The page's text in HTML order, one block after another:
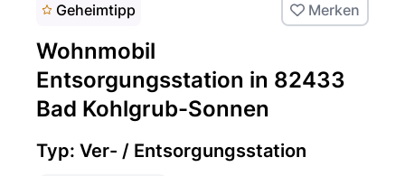
Wohnmobil
Entsorgungsstation in 82433
Bad Kohlgrub-Sonnen
Geheimtipp Merken
Typ: Ver- / Entsorgungsstation